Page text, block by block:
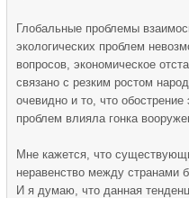
Глобальные проблемы
экологических проблем
вопросов, экономическое
связано с резким ростом
очевидно и то, что обострение
проблем влияла гонка
Мне кажется, что
неравенство между странами
И я думаю, что данная